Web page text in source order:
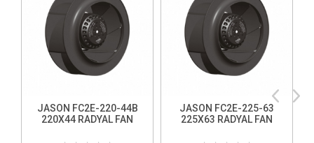
JASON FC2E-220-44B
220X44 RADYAL FAN
JASON FC2E-225-63
225X63 RADYAL FAN